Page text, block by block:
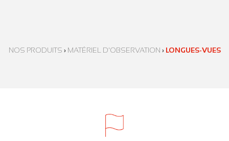
NOS PRODUITS › MATÉRIEL D'OBSERVATION › LONGUES-VUES